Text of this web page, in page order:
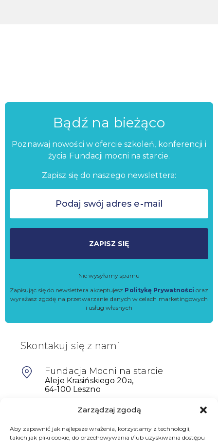
Zarządzaj zgodą
Aby zapewnić jak najlepsze wrażenia, korzystamy z technologii,
takich jak pliki cookie, do przechowywania i/lub uzyskiwania dostępu
Bądź na bieżąco
Poznawaj nowości w ofercie szkoleń, konferencji i
życia Fundacji mocni na starcie.
Zapisz się do naszego newslettera:
ZAPISZ SIĘ
Nie wysyłamy spamu
Zapisując się do newslettera akceptujesz Politykę Prywatności oraz
wyrażasz zgodę na przetwarzanie danych w celach marketingowych
i usług własnych
Skontakuj się z nami
Fundacja Mocni na starcie
Aleje Krasińskiego 20a,
64-100 Leszno
601698402
biuro@mocninastarcie.pl